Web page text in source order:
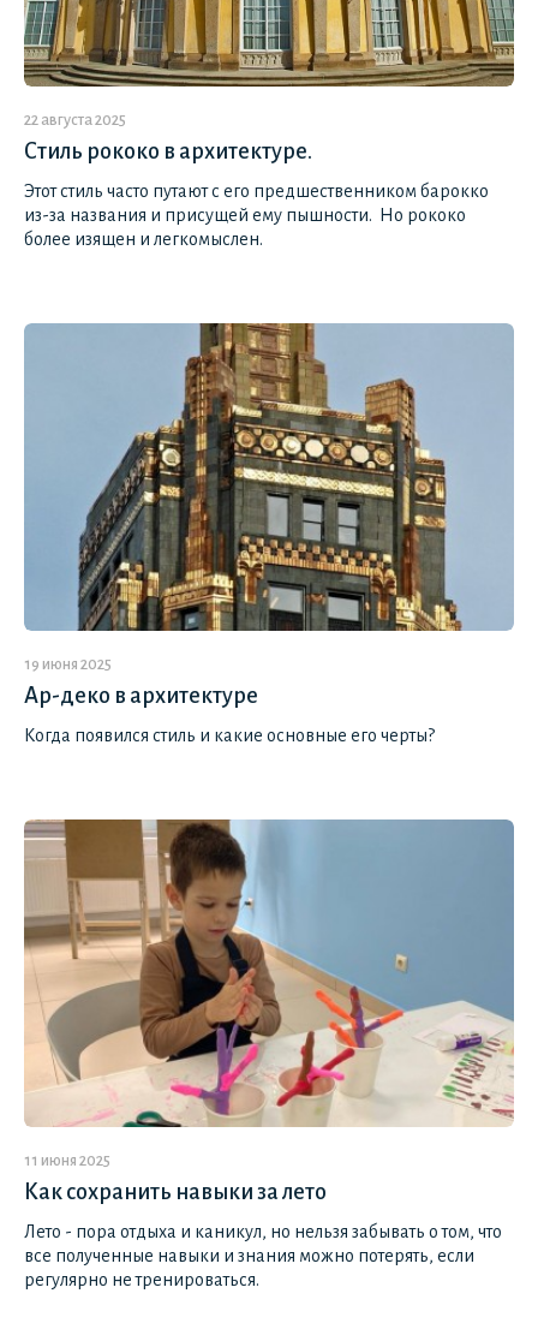
22 августа 2025
Стиль рококо в архитектуре.
Этот стиль часто путают с его предшественником барокко
из-за названия и присущей ему пышности. Но рококо
более изящен и легкомыслен.
19 июня 2025
Ар-деко в архитектуре
Когда появился стиль и какие основные его черты?
11 июня 2025
Как сохранить навыки за лето
Лето - пора отдыха и каникул, но нельзя забывать о том, что
все полученные навыки и знания можно потерять, если
регулярно не тренироваться.